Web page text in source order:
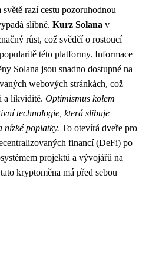
razí cestu pozoruhodnou
slibně. Kurz Solana v
růst, což svědčí o rostoucí
této platformy. Informace
Solana jsou snadno dostupné na
webových stránkách, což
a likviditě. Optimismus kolem
technologie, která slibuje
nízké poplatky. To otevírá dveře pro
financí (DeFi) po
projektů a vývojářů na
kryptoměna má před sebou